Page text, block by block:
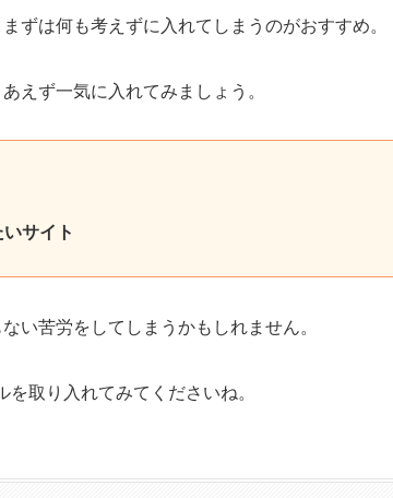
ずは何も考えずに入れてしまうのがおすすめ。
えず一気に入れてみましょう。
サイト
い苦労をしてしまうかもしれません。
取り入れてみてくださいね。